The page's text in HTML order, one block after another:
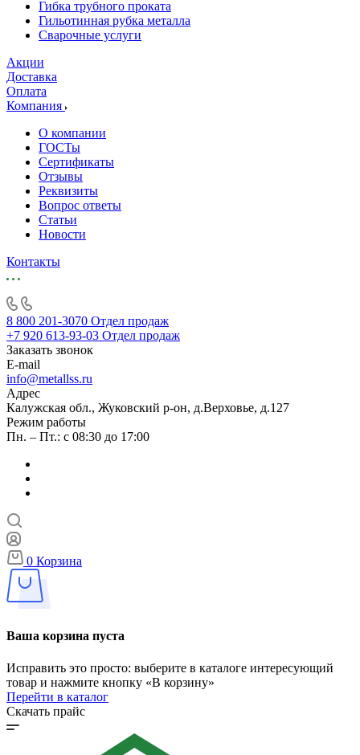
Гибка трубного проката
Гильотинная рубка металла
Сварочные услуги
Акции
Доставка
Оплата
Компания
О компании
ГОСТы
Сертификаты
Отзывы
Реквизиты
Вопрос ответы
Статьи
Новости
Контакты
8 800 201-3070 Отдел продаж
+7 920 613-93-03 Отдел продаж
Заказать звонок
E-mail
info@metallss.ru
Адрес
Калужская обл., Жуковский р-он, д.Верховье, д.127
Режим работы
Пн. – Пт.: с 08:30 до 17:00
0 Корзина
Ваша корзина пуста
Исправить это просто: выберите в каталоге интересующий
товар и нажмите кнопку «В корзину»
Перейти в каталог
Скачать прайс